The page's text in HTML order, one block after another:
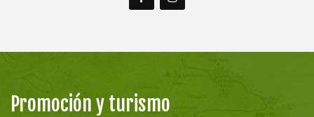
Promoción y turismo